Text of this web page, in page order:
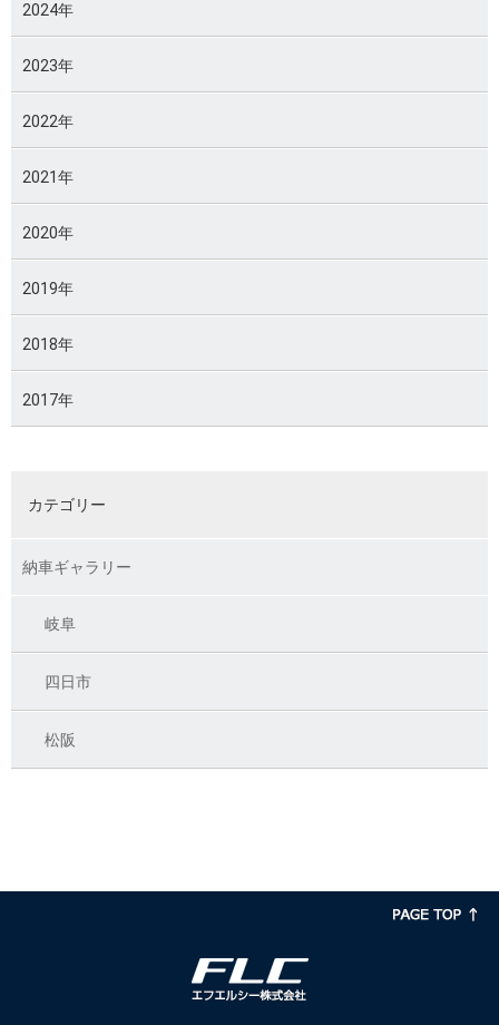
2024年
2023年
2022年
2021年
2020年
2019年
2018年
2017年
カテゴリー
納車ギャラリー
岐阜
四日市
松阪